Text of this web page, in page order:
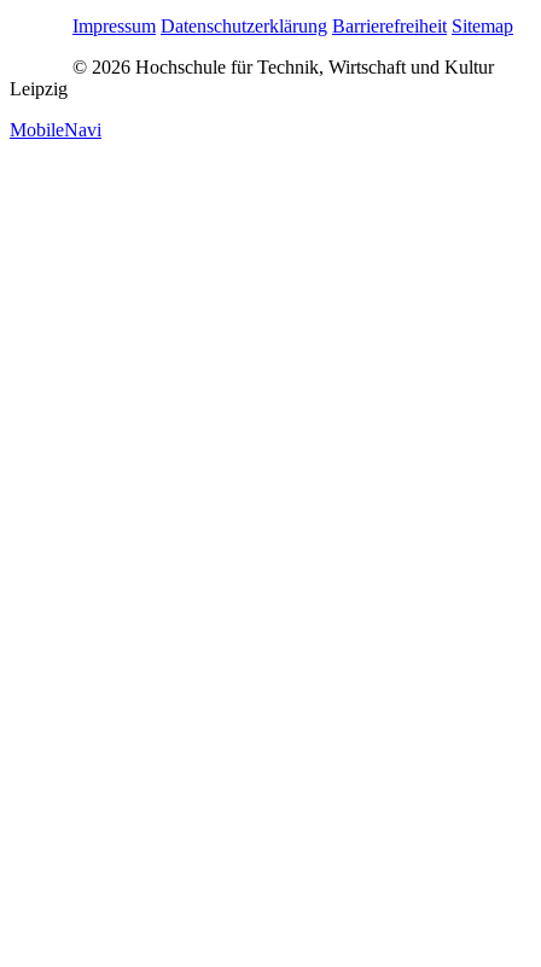
Impressum Datenschutzerklärung Barrierefreiheit Sitemap
© 2026 Hochschule für Technik, Wirtschaft und Kultur
Leipzig
MobileNavi